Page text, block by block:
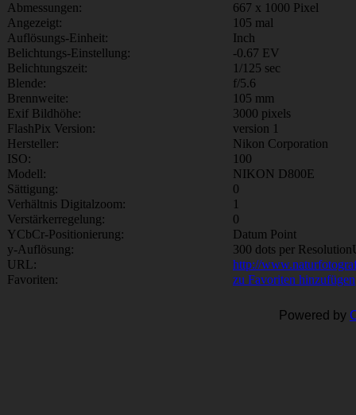
Abmessungen:
667 x 1000 Pixel
Angezeigt:
105 mal
Auflösungs-Einheit:
Inch
Belichtungs-Einstellung:
-0.67 EV
Belichtungszeit:
1/125 sec
Blende:
f/5.6
Brennweite:
105 mm
Exif Bildhöhe:
3000 pixels
FlashPix Version:
version 1
Hersteller:
Nikon Corporation
ISO:
100
Modell:
NIKON D800E
Sättigung:
0
Verhältnis Digitalzoom:
1
Verstärkerregelung:
0
YCbCr-Positionierung:
Datum Point
y-Auflösung:
300 dots per
URL:
http://
Favoriten:
zu Favoriten hinzufügen
Powered by